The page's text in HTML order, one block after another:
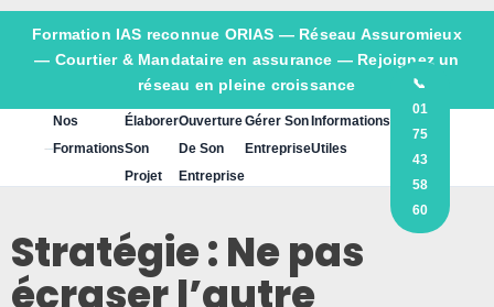
Formation IAS reconnue ORIAS — Réseau Assuromieux
— Courtier & Mandataire en assurance — Rejoignez un
réseau en pleine croissance
Nos
Formations
Élaborer
Son
Projet
Ouverture
De Son
Entreprise
Gérer Son
Entreprise
Informations
Utiles
📞
01
75
43
58
60
Stratégie : Ne pas
écraser l’autre